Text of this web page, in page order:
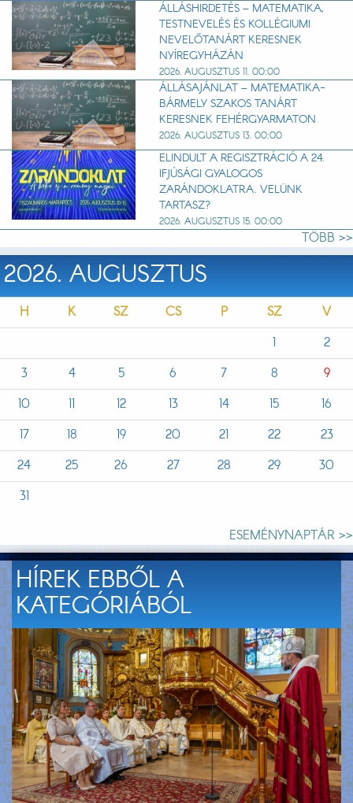
ÁLLÁSHIRDETÉS – MATEMATIKA,
TESTNEVELÉS ÉS KOLLÉGIUMI
NEVELŐTANÁRT KERESNEK
NYÍREGYHÁZÁN
2026. AUGUSZTUS 11. 00:00
ÁLLÁSAJÁNLAT – MATEMATIKA-
BÁRMELY SZAKOS TANÁRT
KERESNEK FEHÉRGYARMATON
2026. AUGUSZTUS 13. 00:00
ELINDULT A REGISZTRÁCIÓ A 24.
IFJÚSÁGI GYALOGOS
ZARÁNDOKLATRA. VELÜNK
TARTASZ?
2026. AUGUSZTUS 15. 00:00
TÖBB >>
2026. AUGUSZTUS
H K SZ CS P SZ
V
1
2
3
4 5 6 7 8
9
10
11 12 13 14 15
16
17
18 19 20 21 22
23
24
25 26 27 28 29
30
31
ESEMÉNYNAPTÁR >>
HÍREK EBBŐL A
KATEGÓRIÁBÓL